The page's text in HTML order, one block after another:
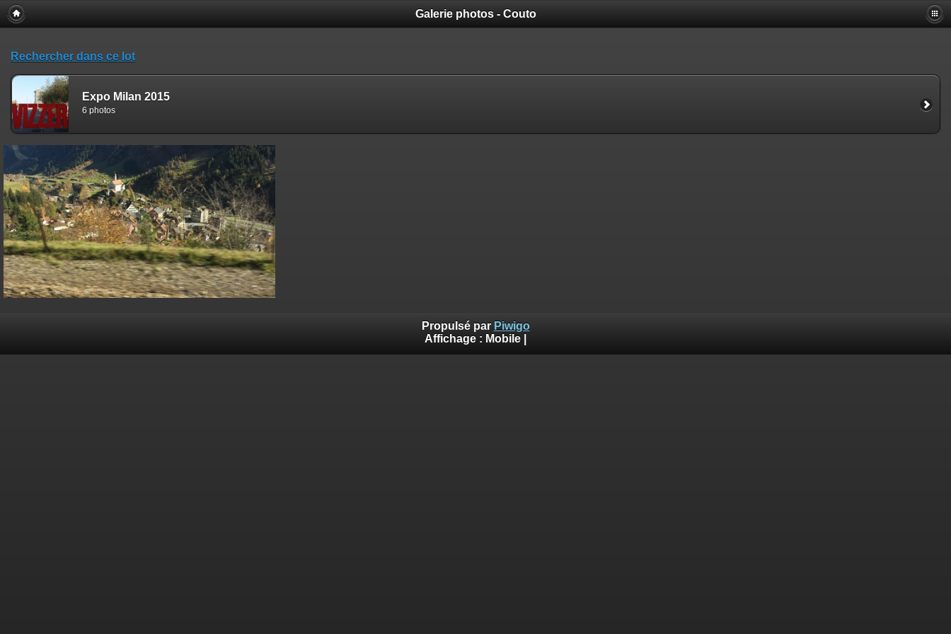
Galerie photos - Couto
Rechercher dans ce lot
Expo Milan 2015
6 photos
Propulsé par Piwigo
Affichage : Mobile